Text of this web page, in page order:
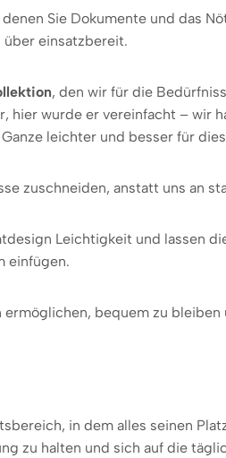
Sie Dokumente und das
einsatzbereit.
, den wir für die
wurde er vereinfacht – wir
leichter und besser für
zuschneiden, anstatt uns an
Leichtigkeit und lassen
einfügen.
bequem zu bleiben
in dem alles seinen
zu halten und sich auf die